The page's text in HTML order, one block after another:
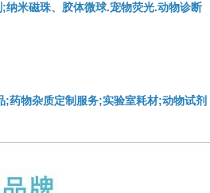
米磁珠、胶体微球.宠物荧光.动物诊断
药物杂质定制服务;实验室耗材;动物试剂